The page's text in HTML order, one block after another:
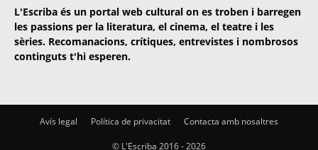
L'Escriba és un portal web cultural on es troben i barregen
les passions per la literatura, el cinema, el teatre i les
sèries. Recomanacions, crítiques, entrevistes i nombrosos
continguts t'hi esperen.
Avís legal Política de privacitat Contacta amb nosaltres
© L'Escriba 2016 -2026